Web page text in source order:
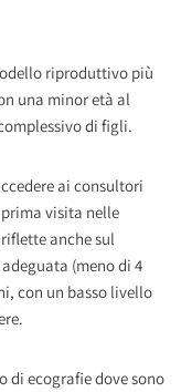
riproduttivo più
una minor età al
di figli.
ai consultori
visita nelle
anche sul
(meno di 4
con un basso livello
di ecografie dove sono